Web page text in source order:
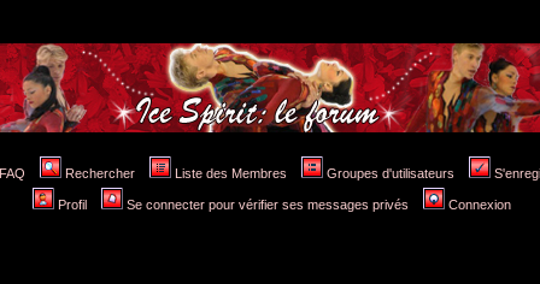
FAQ Rechercher Liste des Membres Groupes d'utilisateurs
Profil Se connecter pour vérifier ses messages privés Connexion